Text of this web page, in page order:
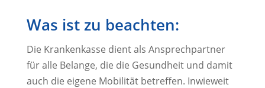
Was ist zu beachten:
Die Krankenkasse dient als Ansprechpartner
für alle Belange, die die Gesundheit und damit
auch die eigene Mobilität betreffen. Inwieweit